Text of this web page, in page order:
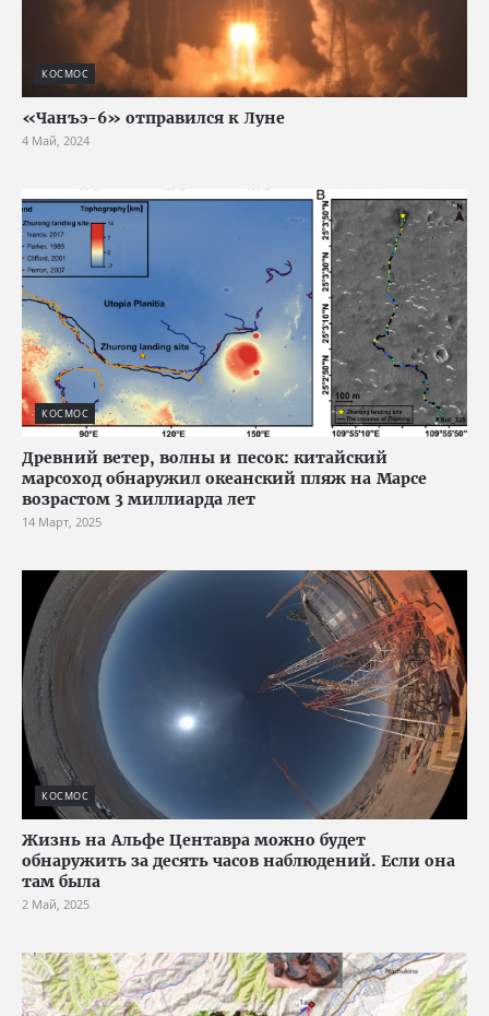
КОСМОС
«Чанъэ-6» отправился к Луне
4 Май, 2024
КОСМОС
Древний ветер, волны и песок: китайский
марсоход обнаружил океанский пляж на Марсе
возрастом 3 миллиарда лет
14 Март, 2025
КОСМОС
Жизнь на Альфе Центавра можно будет
обнаружить за десять часов наблюдений. Если она
там была
2 Май, 2025